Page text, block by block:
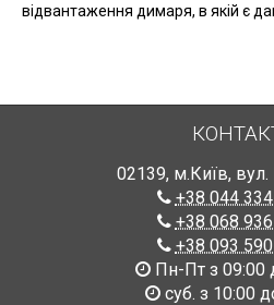
відвантаження димаря, в якій є
02139, м.Київ, вул.
+38 044
+38 068
+38 093
Пн-Пт з 09:00
суб. з 10:00